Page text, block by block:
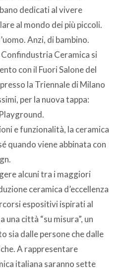
dedicati al vivere
al mondo dei più piccoli.
Anzi, di bambino.
Ceramica si
con il Fuori Salone del
la Triennale di Milano
per la nuova tappa:
e funzionalità, la ceramica
quando viene abbinata con
alcuni tra i maggiori
ceramica d’eccellenza
espositivi ispirati al
una città “su misura”, un
sia dalle persone che dalle
A rappresentare
italiana saranno sette